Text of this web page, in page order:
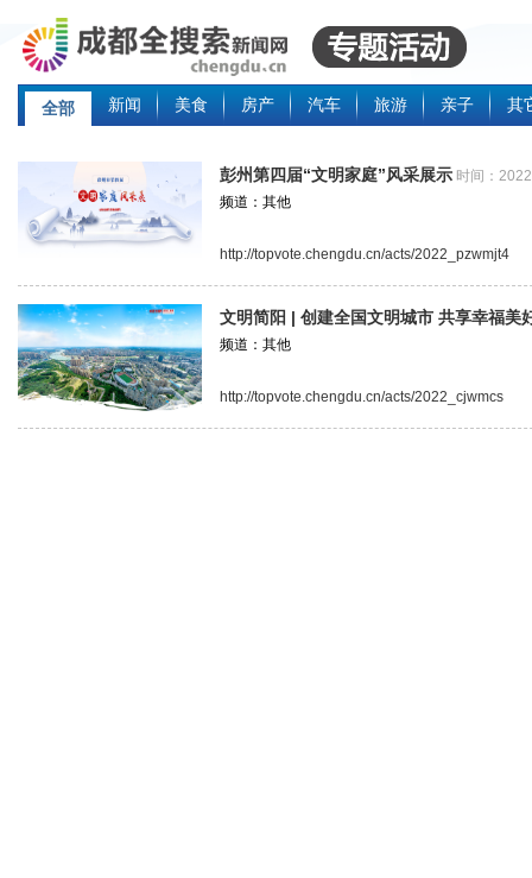
全部 新闻 美食 房产 汽车 旅游 亲子 其
彭州第四届“文明家庭”风采展示 时间：
频道：其他
http://topvote.chengdu.cn/acts/2022_pzwmjt4
文明简阳 | 创建全国文明城市 共享幸福美
频道：其他
http://topvote.chengdu.cn/acts/2022_cjwmcs